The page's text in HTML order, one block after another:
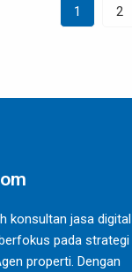
1 2
konsultan jasa digital
pada strategi
properti. Dengan